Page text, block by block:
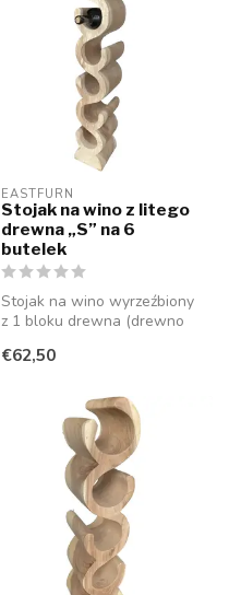
EASTFURN
Stojak na wino z litego
drewna „S” na 6
butelek
Stojak na wino wyrzeźbiony
z 1 bloku drewna (drewno
€62,50